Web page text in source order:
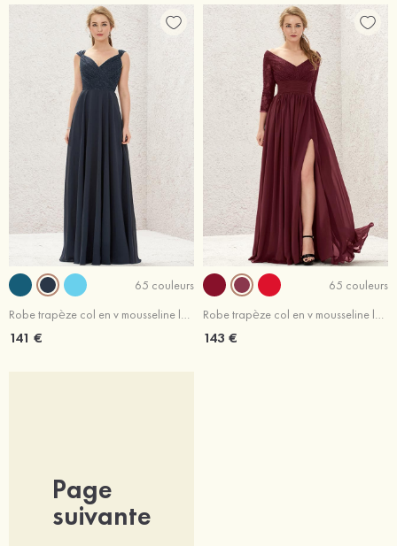
65 couleurs
Robe trapèze col en v mousseline longueur ras du sol robe de demoiselle d'honneur avec dentelle
141 €
65 couleurs
Robe trapèze col en v mousseline longueur ras du sol robe de demoiselle d'honneur avec fendu
143 €
Page
suivante